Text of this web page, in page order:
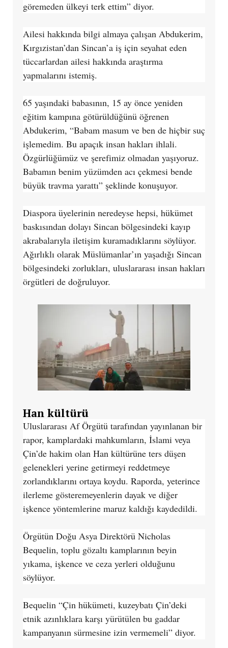
göremeden ülkeyi terk ettim” diyor.
Ailesi hakkında bilgi almaya çalışan Abdukerim,
Kırgızistan’dan Sincan’a iş için seyahat eden
tüccarlardan ailesi hakkında araştırma
yapmalarını istemiş.
65 yaşındaki babasının, 15 ay önce yeniden
eğitim kampına götürüldüğünü öğrenen
Abdukerim, “Babam masum ve ben de hiçbir suç
işlemedim. Bu apaçık insan hakları ihlali.
Özgürlüğümüz ve şerefimiz olmadan yaşıyoruz.
Babamın benim yüzümden acı çekmesi bende
büyük travma yarattı” şeklinde konuşuyor.
Diaspora üyelerinin neredeyse hepsi, hükümet
baskısından dolayı Sincan bölgesindeki kayıp
akrabalarıyla iletişim kuramadıklarını söylüyor.
Ağırlıklı olarak Müslümanlar’ın yaşadığı Sincan
bölgesindeki zorlukları, uluslararası insan hakları
örgütleri de doğruluyor.
Han kültürü
Uluslararası Af Örgütü tarafından yayınlanan bir
rapor, kamplardaki mahkumların, İslami veya
Çin’de hakim olan Han kültürüne ters düşen
gelenekleri yerine getirmeyi reddetmeye
zorlandıklarını ortaya koydu. Raporda, yeterince
ilerleme gösteremeyenlerin dayak ve diğer
işkence yöntemlerine maruz kaldığı kaydedildi.
Örgütün Doğu Asya Direktörü Nicholas
Bequelin, toplu gözaltı kamplarının beyin
yıkama, işkence ve ceza yerleri olduğunu
söylüyor.
Bequelin “Çin hükümeti, kuzeybatı Çin’deki
etnik azınlıklara karşı yürütülen bu gaddar
kampanyanın sürmesine izin vermemeli” diyor.